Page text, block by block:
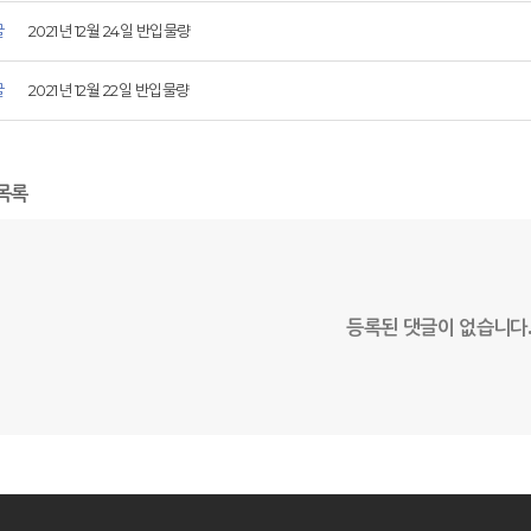
2021년 12월 24일 반입물량
2021년 12월 22일 반입물량
록
등록된 댓글이 없습니다.